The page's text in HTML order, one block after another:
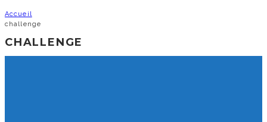
Accueil
challenge
CHALLENGE